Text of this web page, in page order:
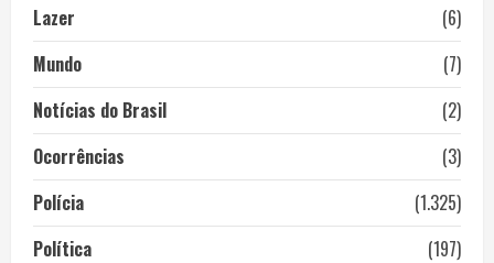
Lazer
(6)
Mundo
(7)
Notícias do Brasil
(2)
Ocorrências
(3)
Polícia
(1.325)
Política
(197)